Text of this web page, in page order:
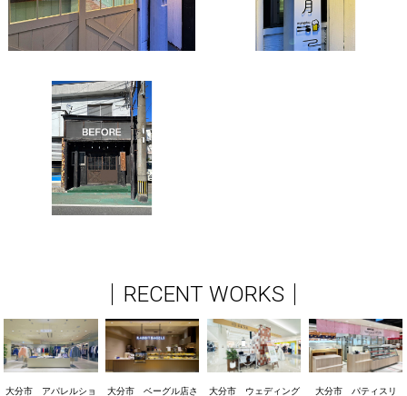
RECENT WORKS
大分市 アパレルショ 大分市 ベーグル店さ 大分市 ウェディング 大分市 パティスリ